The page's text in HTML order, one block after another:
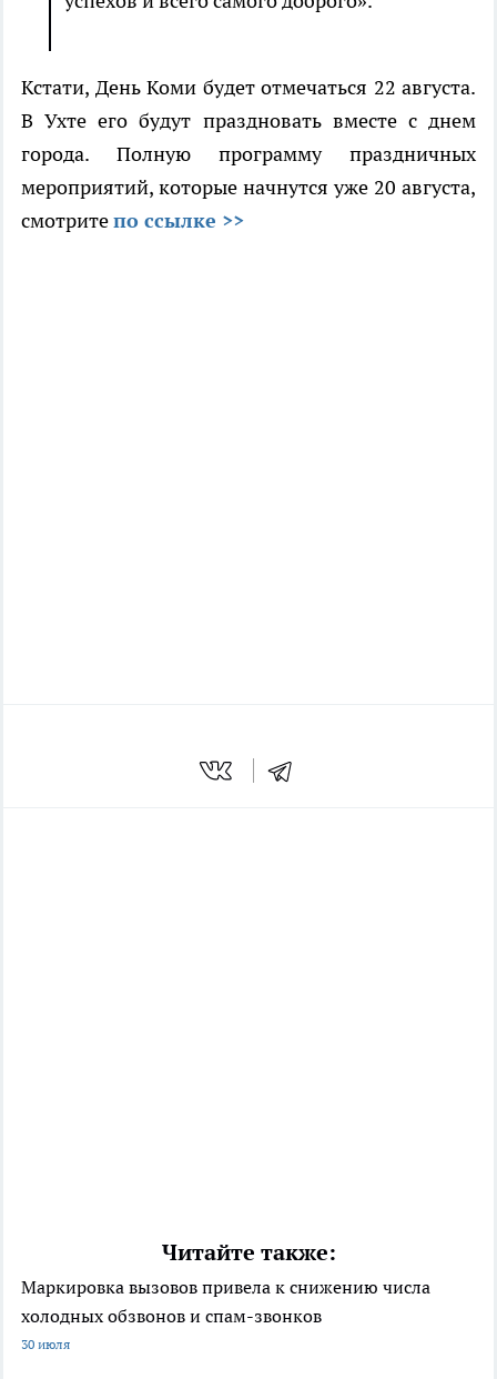
Кстати, День Коми будет отмечаться 22 августа.
В Ухте его будут праздновать вместе с днем
города. Полную программу праздничных
мероприятий, которые начнутся уже 20 августа,
смотритепо ссылке >>
Читайте также:
Маркировка вызовов привела к снижению числа
холодных обзвонов и спам-звонков
30 июля